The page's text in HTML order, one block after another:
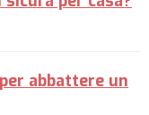
abbattere un